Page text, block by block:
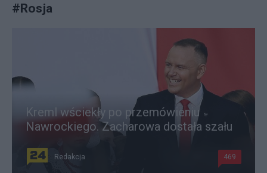
#Rosja
Kreml wściekły po przemówieniu
Nawrockiego. Zacharowa dostała szału
Redakcja 469